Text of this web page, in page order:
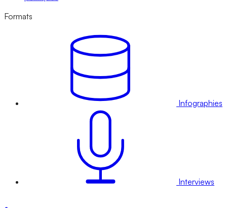
Formats
Infographies
Interviews